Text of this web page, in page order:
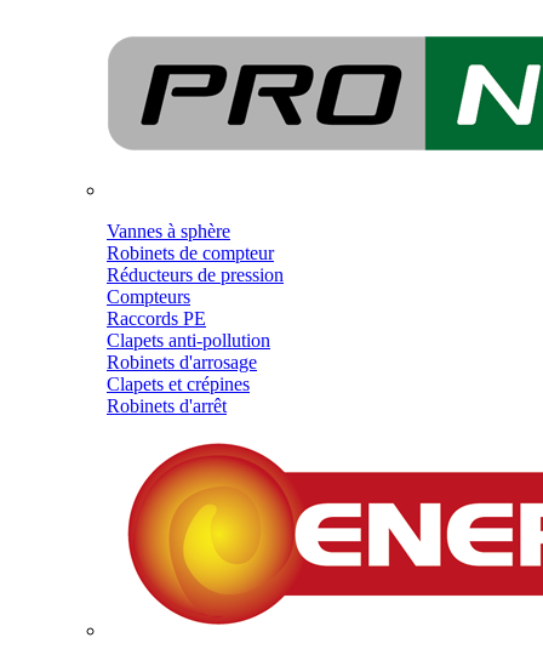
Vannes à sphère
Robinets de compteur
Réducteurs de pression
Compteurs
Raccords PE
Clapets anti-pollution
Robinets d'arrosage
Clapets et crépines
Robinets d'arrêt